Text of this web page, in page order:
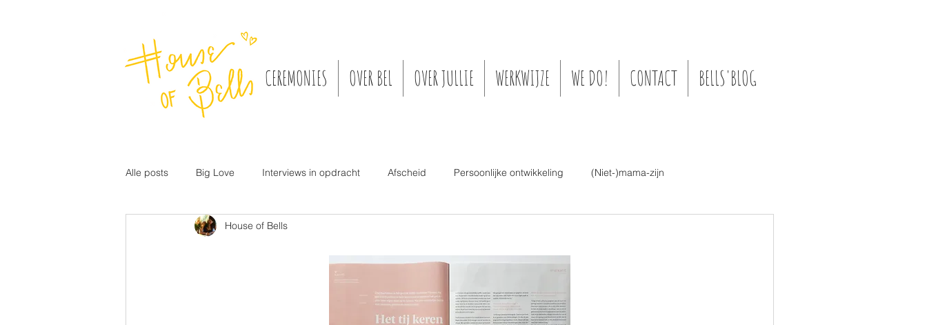
CEREMONIES OVER BEL OVER JULLIE WERKWIJZE WE DO! CONTACT BELLS'BLOG
Alle posts Big Love Interviews in opdracht Afscheid Persoonlijke ontwikkeling (Niet-)mama-zijn
House of Bells